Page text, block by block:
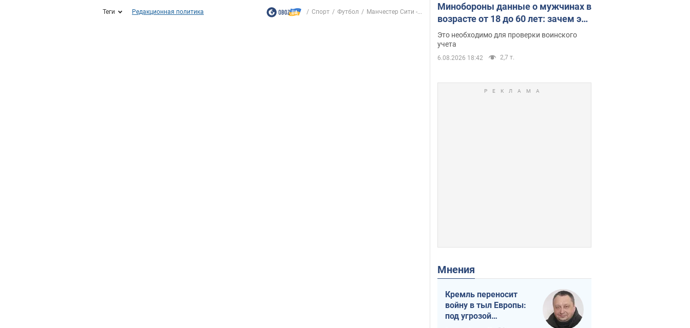
Теги Редакционная политика Спорт Футбол Манчестер Сити -...
Минобороны данные о мужчинах в
возрасте от 18 до 60 лет: зачем это
нужно
Это необходимо для проверки воинского
учета
6.08.2026 18:42 2,7 т.
Мнения
Кремль переносит
войну в тыл Европы:
под угрозой